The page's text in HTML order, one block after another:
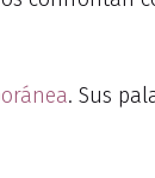
. Sus